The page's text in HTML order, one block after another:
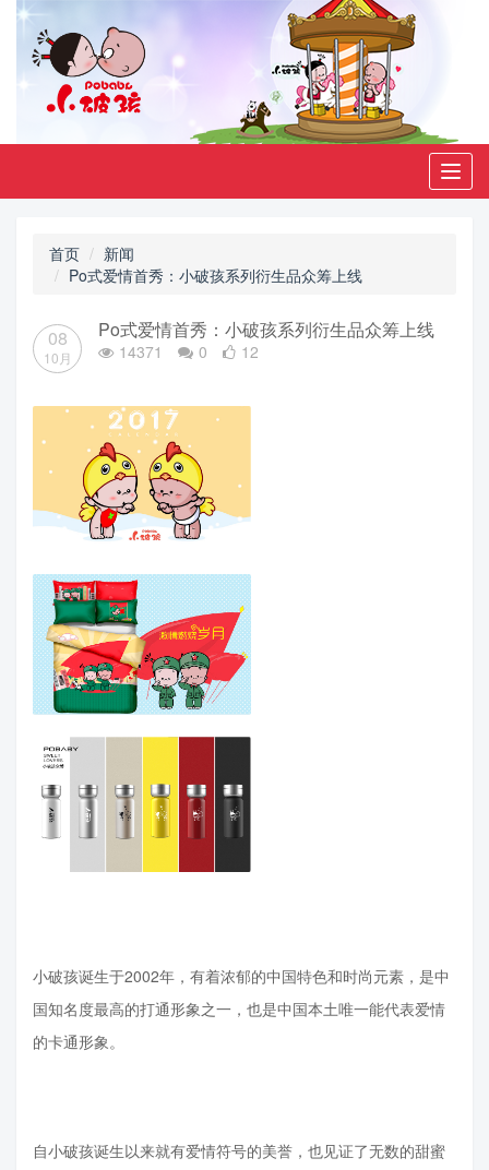
首页
新闻
Po式爱情首秀：小破孩系列衍生品众筹上线
08
10月
Po式爱情首秀：小破孩系列衍生品众筹上线
14371 0 12
小破孩诞生于2002年，有着浓郁的中国特色和时尚元素，是中
国知名度最高的打通形象之一，也是中国本土唯一能代表爱情
的卡通形象。
自小破孩诞生以来就有爱情符号的美誉，也见证了无数的甜蜜